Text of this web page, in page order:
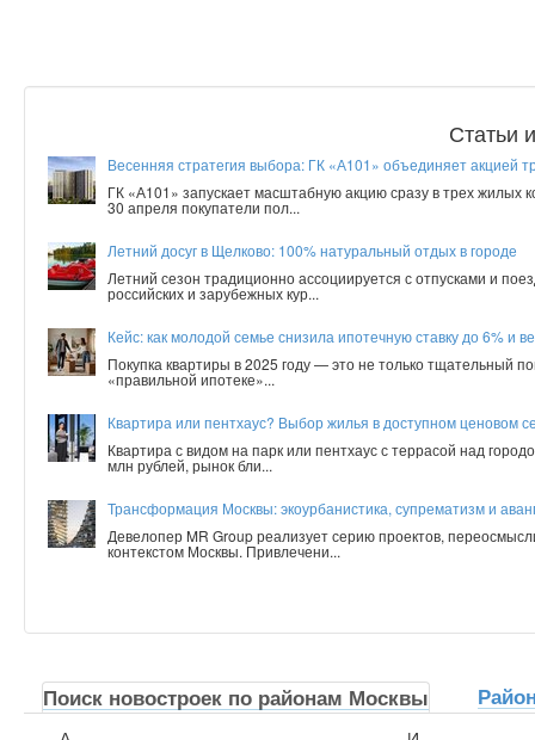
Статьи
Весенняя стратегия выбора: ГК «А101» объединяет акцией
ГК «А101» запускает масштабную акцию сразу в трех
30 апреля покупатели пол...
Летний досуг в Щелково: 100% натуральный отдых в городе
Летний сезон традиционно ассоциируется с отпусками и
российских и зарубежных кур...
Кейс: как молодой семье снизила ипотечную ставку до 6% и
Покупка квартиры в 2025 году — это не только тщательный
«правильной ипотеке»...
Квартира или пентхаус? Выбор жилья в доступном ценовом
Квартира с видом на парк или пентхаус с террасой над
млн рублей, рынок бли...
Трансформация Москвы: экоурбанистика, супрематизм и
Девелопер MR Group реализует серию проектов,
контекстом Москвы. Привлечени...
Поиск новостроек по районам Москвы